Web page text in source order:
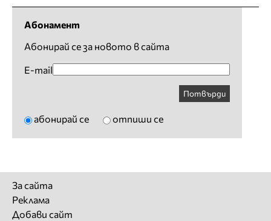
Абонамент
Абонирай се за новото в сайта
E-mail
Потвърди
абонирай се отпиши се
За сайта
Реклама
Добави сайт